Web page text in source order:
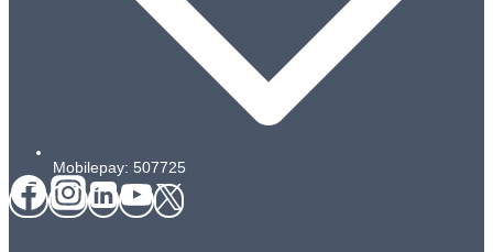
Mobilepay: 507725